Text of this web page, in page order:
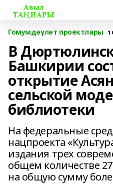
Гомумдәүләт проектлары 1
В
Башкирии
открытие
сельской
библиотеки
На федеральные
нацпроекта
издания трех
общем количестве
на общую сумму